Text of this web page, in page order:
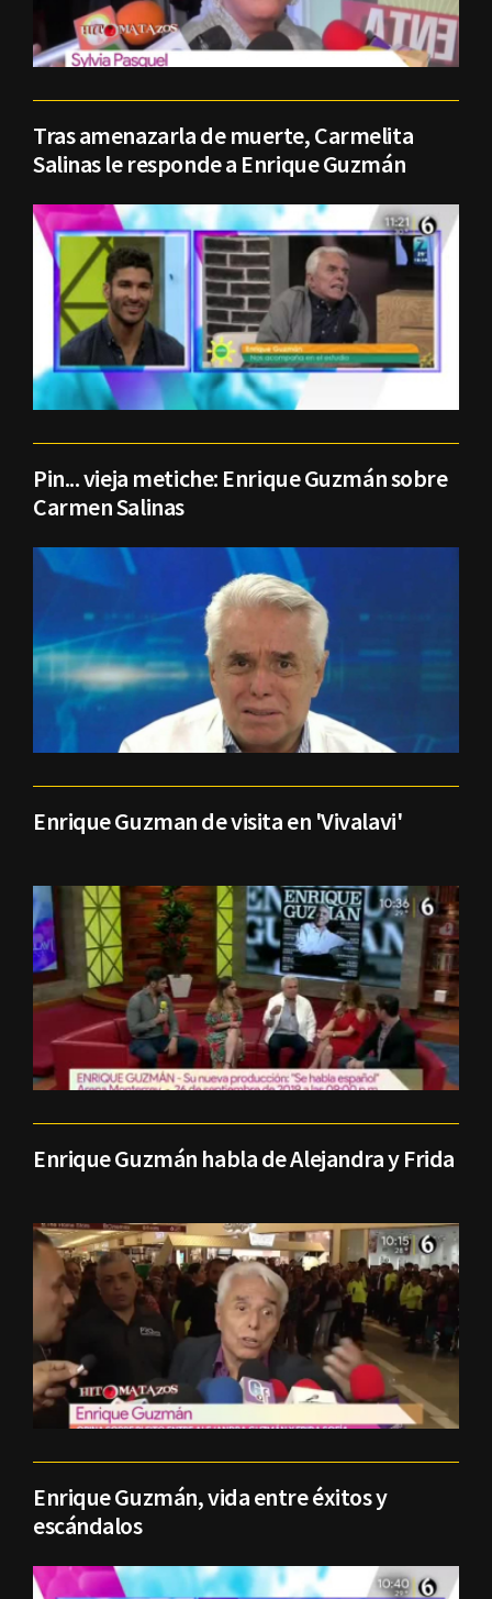
Tras amenazarla de muerte, Carmelita
Salinas le responde a Enrique Guzmán
Pin... vieja metiche: Enrique Guzmán sobre
Carmen Salinas
Enrique Guzman de visita en 'Vivalavi'
Enrique Guzmán habla de Alejandra y Frida
Enrique Guzmán, vida entre éxitos y
escándalos